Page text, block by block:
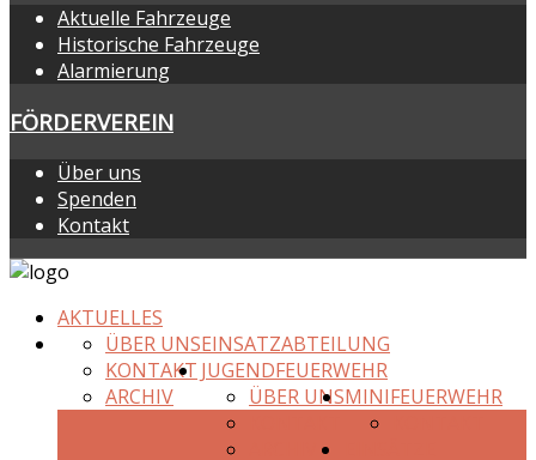
Aktuelle Fahrzeuge
Historische Fahrzeuge
Alarmierung
FÖRDERVEREIN
Über uns
Spenden
Kontakt
AKTUELLES
EINSATZABTEILUNG
ÜBER UNS
KONTAKT
ARCHIV
JUGENDFEUERWEHR
ÜBER UNSMINIFEUERWEHR